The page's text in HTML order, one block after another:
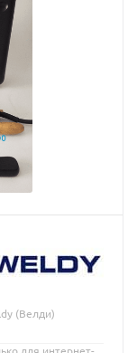
(Велди)